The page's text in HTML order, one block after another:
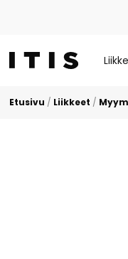
Etusivu / Liikkeet /